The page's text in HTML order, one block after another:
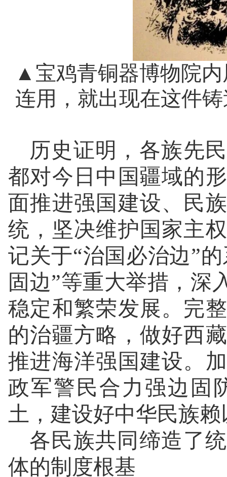
▲宝鸡青铜器博物院内
连用，就出现在这件
历史证明，各族先
都对今日中国疆域的
面推进强国建设、民
统，坚决维护国家主
记关于“治国必治边”
固边”等重大举措，深
稳定和繁荣发展。完
的治疆方略，做好西
推进海洋强国建设。
政军警民合力强边固
土，建设好中华民族
各民族共同缔造了
体的制度根基